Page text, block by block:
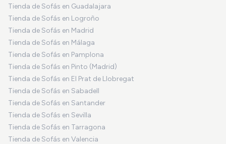
Tienda de Sofás en Guadalajara
Tienda de Sofás en Logroño
Tienda de Sofás en Madrid
Tienda de Sofás en Málaga
Tienda de Sofás en Pamplona
Tienda de Sofás en Pinto (Madrid)
Tienda de Sofás en El Prat de Llobregat
Tienda de Sofás en Sabadell
Tienda de Sofás en Santander
Tienda de Sofás en Sevilla
Tienda de Sofás en Tarragona
Tienda de Sofás en Valencia